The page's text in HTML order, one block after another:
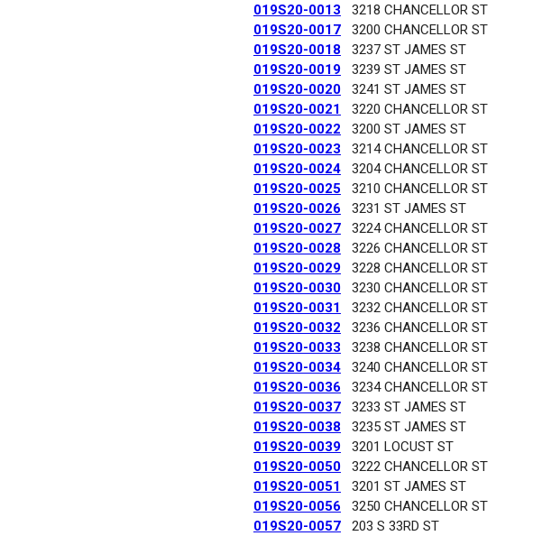
019S20-0013
3218 CHANCELLOR ST
019S20-0017
3200 CHANCELLOR ST
019S20-0018
3237 ST JAMES ST
019S20-0019
3239 ST JAMES ST
019S20-0020
3241 ST JAMES ST
019S20-0021
3220 CHANCELLOR ST
019S20-0022
3200 ST JAMES ST
019S20-0023
3214 CHANCELLOR ST
019S20-0024
3204 CHANCELLOR ST
019S20-0025
3210 CHANCELLOR ST
019S20-0026
3231 ST JAMES ST
019S20-0027
3224 CHANCELLOR ST
019S20-0028
3226 CHANCELLOR ST
019S20-0029
3228 CHANCELLOR ST
019S20-0030
3230 CHANCELLOR ST
019S20-0031
3232 CHANCELLOR ST
019S20-0032
3236 CHANCELLOR ST
019S20-0033
3238 CHANCELLOR ST
019S20-0034
3240 CHANCELLOR ST
019S20-0036
3234 CHANCELLOR ST
019S20-0037
3233 ST JAMES ST
019S20-0038
3235 ST JAMES ST
019S20-0039
3201 LOCUST ST
019S20-0050
3222 CHANCELLOR ST
019S20-0051
3201 ST JAMES ST
019S20-0056
3250 CHANCELLOR ST
019S20-0057
203 S 33RD ST